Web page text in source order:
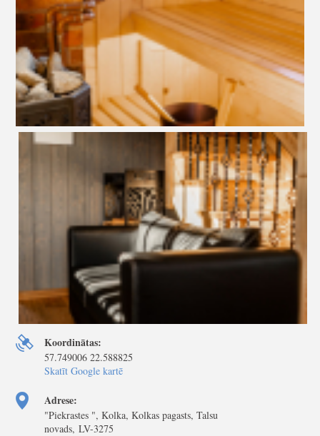
Koordinātas:
57.749006 22.588825
Skatīt Google kartē
Adrese:
"Piekrastes ", Kolka, Kolkas pagasts, Talsu
novads, LV-3275